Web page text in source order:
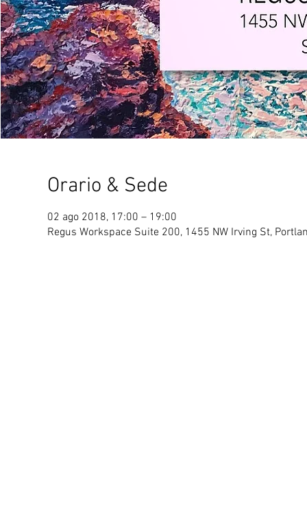
Orario & Sede
02 ago 2018, 17:00 – 19:00
Regus Workspace Suite 200, 1455 NW Irving St,